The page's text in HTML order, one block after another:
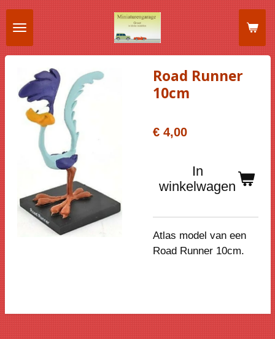
Ga
direct
naar
de
hoofdinhoud
Road Runner
10cm
€ 4,00
In
winkelwagen
Atlas model van een
Road Runner 10cm.